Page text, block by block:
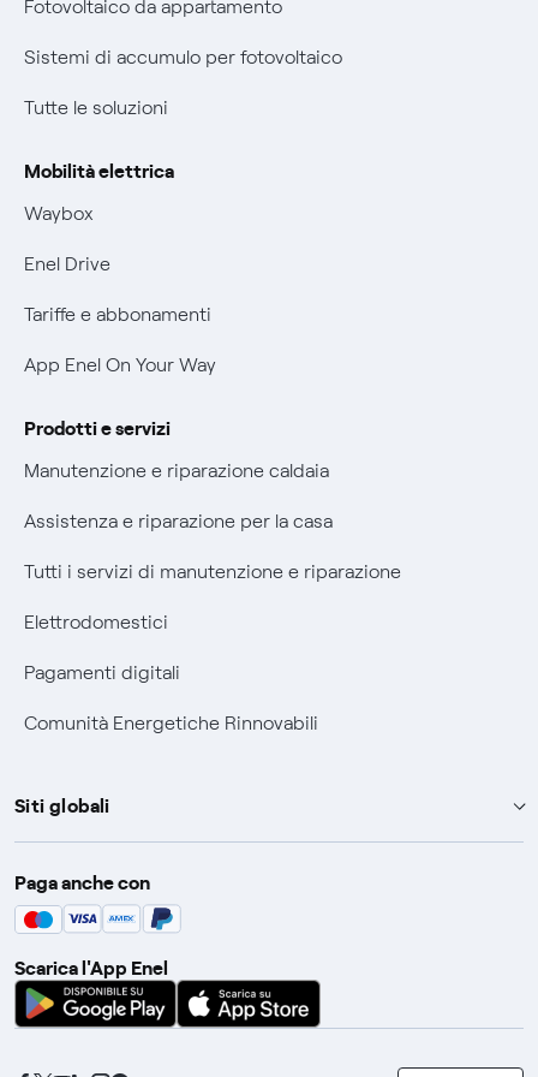
Informazioni precontrattuali prodotti e servizi
Condizioni generali di contratto prodotti e servizi
Certificazioni
Nuove regole europee per la protezione dei dati
Offerte Placet non vulnerabili
Offerta Tutela Vulnerabilità Gas
Mobilità Elettrica
Phishing e truffe online
Verifica chi ti ha chiamato
Agevolazione utenti con disabilità per offerte Fibra
Fotovoltaico da appartamento
Sistemi di accumulo per fotovoltaico
Tutte le soluzioni
Mobilità elettrica
Waybox
Enel Drive
Tariffe e abbonamenti
App Enel On Your Way
Prodotti e servizi
Manutenzione e riparazione caldaia
Assistenza e riparazione per la casa
Tutti i servizi di manutenzione e riparazione
Elettrodomestici
Pagamenti digitali
Comunità Energetiche Rinnovabili
Siti globali
Enel Group
Enel Green Power
Global Procurement
Gridspertise
Paga anche con
Scarica l'App Enel